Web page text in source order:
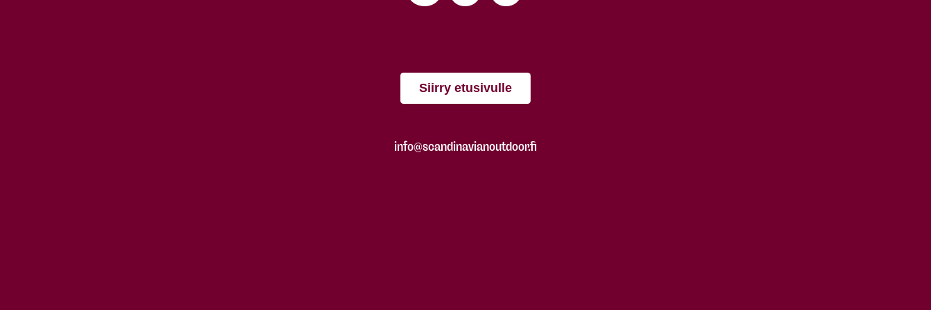
Siirry etusivulle
info@scandinavianoutdoor.fi